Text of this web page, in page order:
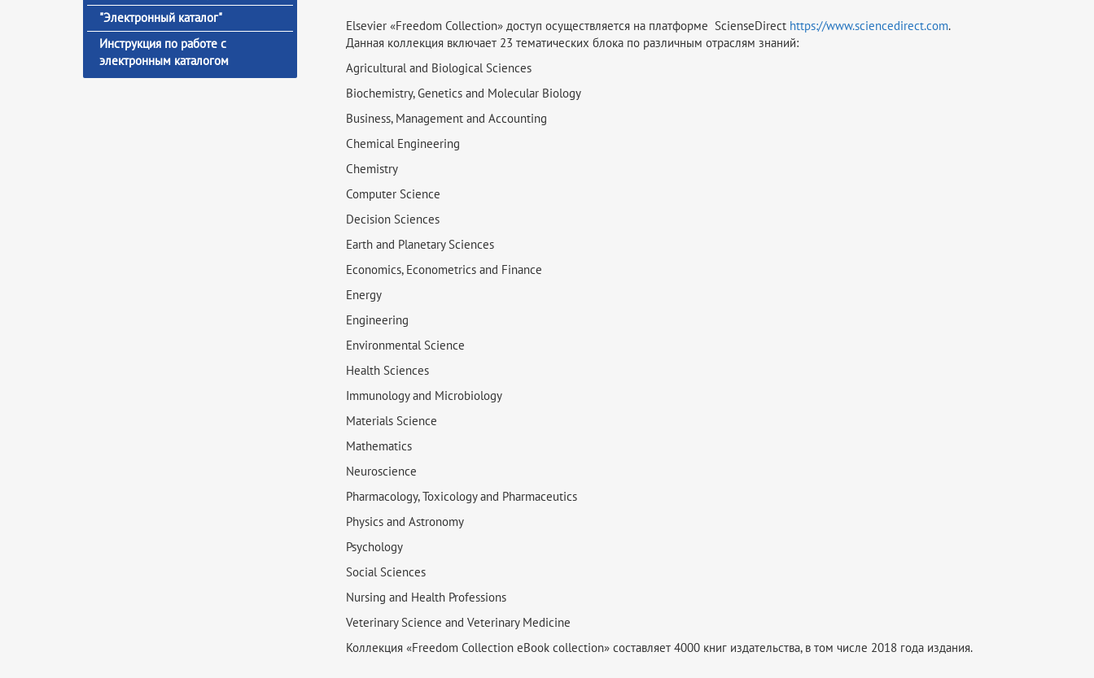
"Электронный каталог"
Инструкция по работе с
электронным каталогом
Elsevier «Freedom Collection» доступ осуществляется на платформе ScienseDirect https://www.sciencedirect.com.
Данная коллекция включает 23 тематических блока по различным отраслям знаний:
Agricultural and Biological Sciences
Biochemistry, Genetics and Molecular Biology
Business, Management and Accounting
Chemical Engineering
Chemistry
Computer Science
Decision Sciences
Earth and Planetary Sciences
Economics, Econometrics and Finance
Energy
Engineering
Environmental Science
Health Sciences
Immunology and Microbiology
Materials Science
Mathematics
Neuroscience
Pharmacology, Toxicology and Pharmaceutics
Physics and Astronomy
Psychology
Social Sciences
Nursing and Health Professions
Veterinary Science and Veterinary Medicine
Коллекция «Freedom Collection eBook collection» составляет 4000 книг издательства, в том числе 2018 года издания.